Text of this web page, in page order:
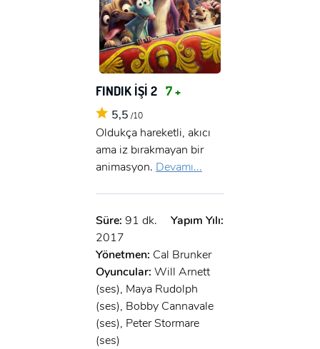
FINDIK İŞİ 2 7 +
5,5 /10
Oldukça hareketli, akıcı
ama iz bırakmayan bir
animasyon. Devamı...
Süre: 91 dk.
Yapım Yılı:
2017
Yönetmen: Cal Brunker
Oyuncular: Will Arnett
(ses), Maya Rudolph
(ses), Bobby Cannavale
(ses), Peter Stormare
(ses)